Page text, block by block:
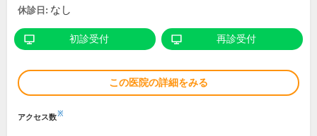
休診日: なし
初診受付 再診受付
この医院の詳細をみる
アクセス数※